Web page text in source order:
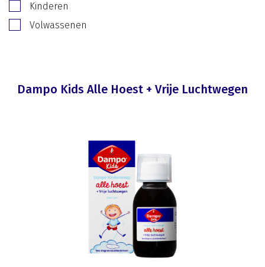
Kinderen
Volwassenen
Dampo Kids Alle Hoest + Vrije Luchtwegen